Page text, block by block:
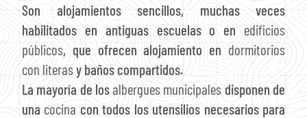
Son alojamientos sencillos, muchas veces
habilitados en antiguas escuelas o en edificios
públicos, que ofrecen alojamiento en dormitorios
con literas y baños compartidos.
La mayoría de los albergues municipales disponen de
unacocinacon todos los utensilios necesarios para